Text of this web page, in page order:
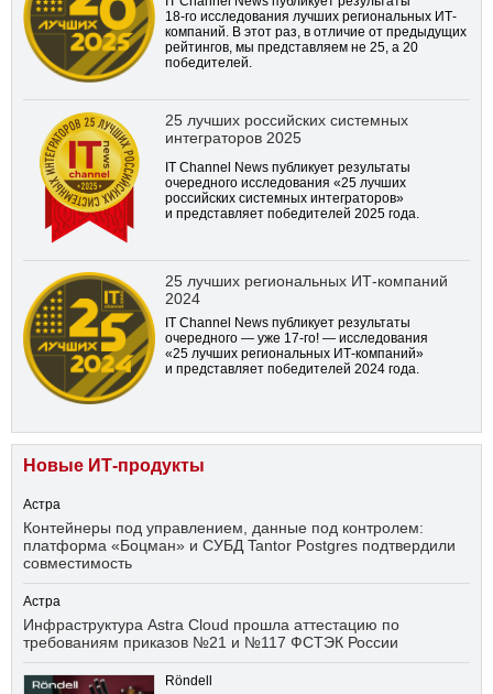
18-го исследования лучших региональных ИТ-
компаний. В этот раз, в отличие от предыдущих
рейтингов, мы представляем не 25, а 20
победителей.
25 лучших российских системных
интеграторов 2025
IT Channel News публикует результаты
очередного исследования «25 лучших
российских системных интеграторов»
и представляет победителей 2025 года.
25 лучших региональных ИТ-компаний
2024
IT Channel News публикует результаты
очередного — уже 17-го! — исследования
«25 лучших региональных ИТ-компаний»
и представляет победителей 2024 года.
Новые ИТ-продукты
Астра
Контейнеры под управлением, данные под контролем:
платформа «Боцман» и СУБД Tantor Postgres подтвердили
совместимость
Астра
Инфраструктура Astra Cloud прошла аттестацию по
требованиям приказов №21 и №117 ФСТЭК России
Röndell